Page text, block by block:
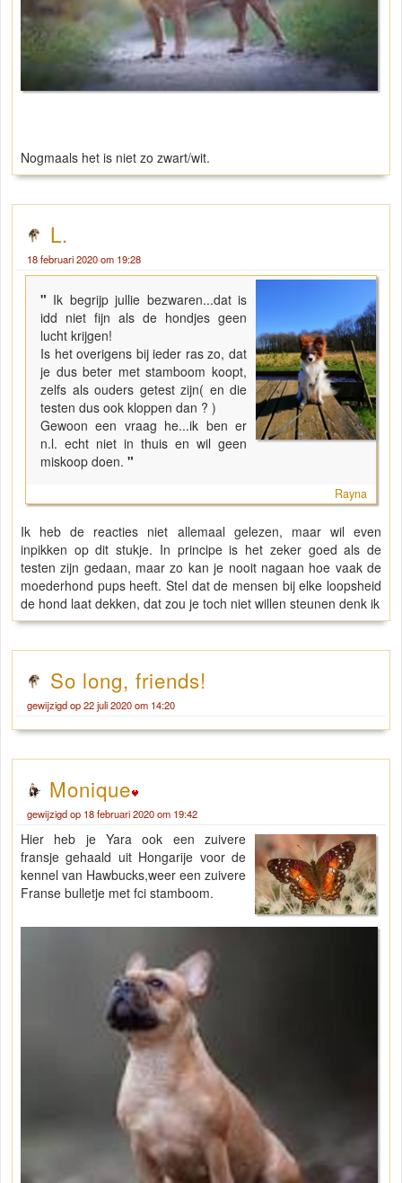
Nogmaals het is niet zo zwart/wit.
L.
18 februari 2020 om 19:28
" Ik begrijp jullie bezwaren...dat is
idd niet fijn als de hondjes geen
lucht krijgen!
Is het overigens bij ieder ras zo, dat
je dus beter met stamboom koopt,
zelfs als ouders getest zijn( en die
testen dus ook kloppen dan ? )
Gewoon een vraag he...ik ben er
n.l. echt niet in thuis en wil geen
miskoop doen. "
Rayna
Ik heb de reacties niet allemaal gelezen, maar wil even
inpikken op dit stukje. In principe is het zeker goed als de
testen zijn gedaan, maar zo kan je nooit nagaan hoe vaak de
moederhond pups heeft. Stel dat de mensen bij elke loopsheid
de hond laat dekken, dat zou je toch niet willen steunen denk ik
So long, friends!
gewijzigd op 22 juli 2020 om 14:20
Monique
gewijzigd op 18 februari 2020 om 19:42
Hier heb je Yara ook een zuivere
fransje gehaald uit Hongarije voor de
kennel van Hawbucks,weer een zuivere
Franse bulletje met fci stamboom.